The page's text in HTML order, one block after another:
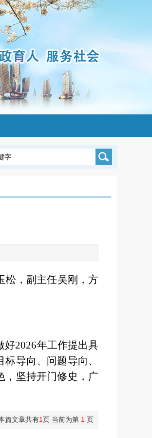
松，副主任吴刚，方
好2026年工作提出具
导向、问题导向、
，坚持开门修史，广
篇文章共有1页 当前为第 1 页